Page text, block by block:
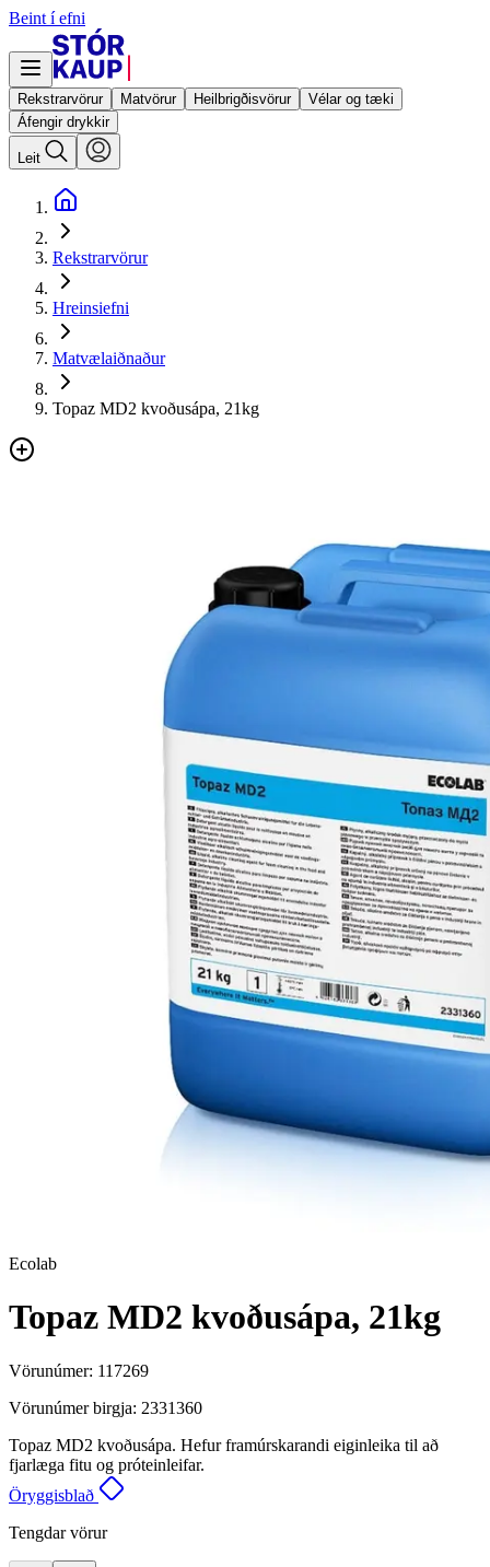
Beint í efni
Rekstrarvörur Matvörur Heilbrigðisvörur
Vélar og tæki
Áfengir drykkir
Leit
Rekstrarvörur
Hreinsiefni
Matvælaiðnaður
Topaz MD2 kvoðusápa, 21kg
Ecolab
Topaz MD2 kvoðusápa, 21kg
Vörunúmer: 117269
Vörunúmer birgja: 2331360
Topaz MD2 kvoðusápa. Hefur framúrskarandi eiginleika til að
fjarlæga fitu og próteinleifar.
Öryggisblað
Tengdar vörur